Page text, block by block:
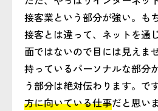
接客業という部分が強い。も
接客とは違って、ネットを通
面ではないので目には見えま
持っているパーソナルな部分
う部分は絶対伝わります。で
方に向いている仕事だと思い